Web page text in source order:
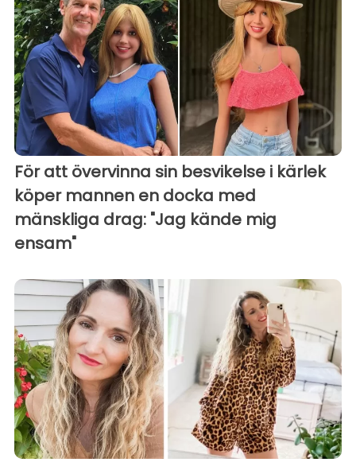
För att övervinna sin besvikelse i kärlek
köper mannen en docka med
mänskliga drag: "Jag kände mig
ensam"